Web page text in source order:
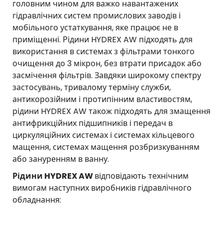
головним чином для важко навантажених
гідравлічних систем промислових заводів і
мобільного устаткування, яке працює не в
приміщенні. Рідини HYDREX AW підходять для
використання в системах з фільтрами тонкого
очищення до 3 мікрон, без втрати присадок або
засмічення фільтрів. Завдяки широкому спектру
застосувань, тривалому терміну служби,
антикорозійним і протипінним властивостям,
рідини HYDREX AW також підходять для змащення
антифрикційних підшипників і передач в
циркуляційних системах і системах кільцевого
мащення, системах мащення розбризкуванням
або зануренням в ванну.
Рідини HYDREX AWвідповідають технічним
вимогам наступних виробників гідравлічного
обладнання: